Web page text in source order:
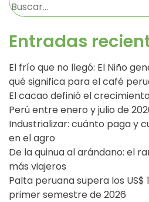
Entradas
El frío que no llegó: El Niño
qué significa para el café
El cacao definió el
Perú entre enero y julio de
Industrializar: cuánto paga y
en el agro
De la quinua al arándano: el
más viajeros
Palta peruana supera los US$
primer semestre de 2026